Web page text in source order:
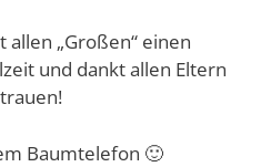
allen „Großen“ einen
und dankt allen Eltern
Baumtelefon 🙂